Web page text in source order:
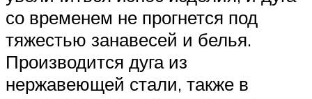
со временем не прогнется под
тяжестью занавесей и белья.
Производится дуга из
нержавеющей стали, также в